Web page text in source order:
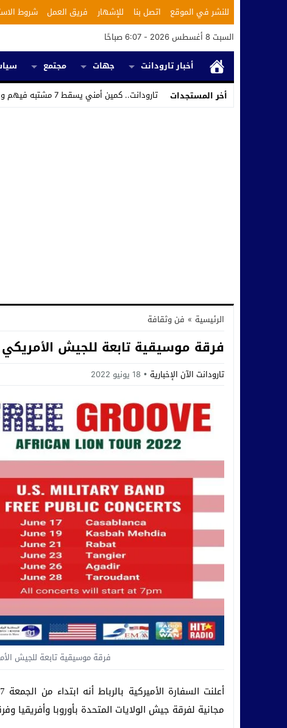
للنشر في الموقع اتصل بنا للإشهار فريق العمل
شروط
السبت 8 أغسطس 2026 - 6:07 صباحًا
أخبار تارودانت
جهات مجتمع
أخر المستجدات
تارودانت.. كمين أمني يسقط 7 مشتبه فيهم ويكشف استغلال محل للحلاقة في تر_
الرئيسية » فن وثقافة
فرقة موسيقية تابعة للجيش
تارودانت الآن الإخبارية 18 يونيو 2022
فرقة موسيقية تابعة للجيش
مجانية لفرقة جيش الولايات المتحدة بأوروبا وأفريقيا